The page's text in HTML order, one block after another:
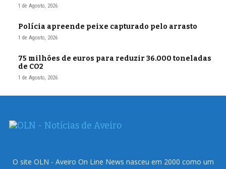
1 de Agosto, 2026
Polícia apreende peixe capturado pelo arrasto
1 de Agosto, 2026
75 milhões de euros para reduzir 36.000 toneladas
de CO2
1 de Agosto, 2026
O site OLN - Aveiro On Line News nasceu em 2000 como um